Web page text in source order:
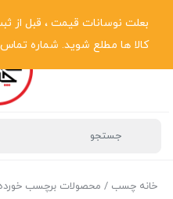
بعلت نوسانات قیمت ، قبل از
کالا ها مطلع شوید. شماره تماس مستقیم
خانه چسب / محصولات برچسب خورده